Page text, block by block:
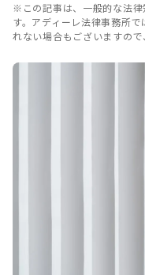
※この記事は、一般的な法
す。アディーレ法律事務所
れない場合もございますので